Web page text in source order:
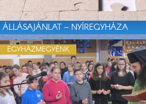
ÁLLÁSAJÁNLAT – NYÍREGYHÁZA
EGYHÁZMEGYÉNK